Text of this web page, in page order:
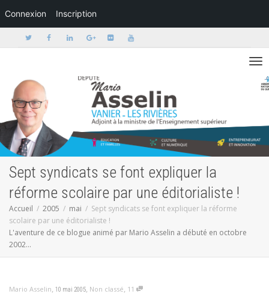
Connexion Inscription
Activer/
Sept syndicats se font expliquer la
réforme scolaire par une éditorialiste !
Accueil 2005 mai
Sept syndicats se font expliquer la réforme
scolaire par une éditorialiste !
L'aventure de ce blogue animé par Mario Asselin a débuté en octobre
2002...
Mario Asselin, 10 mai 2005, Non classé, 11